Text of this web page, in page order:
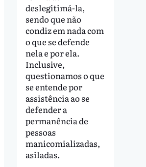
deslegitimá-la,
sendo que não
condiz em nada com
o que se defende
nela e por ela.
Inclusive,
questionamos o que
se entende por
assistência ao se
defender a
permanência de
pessoas
manicomializadas,
asiladas.